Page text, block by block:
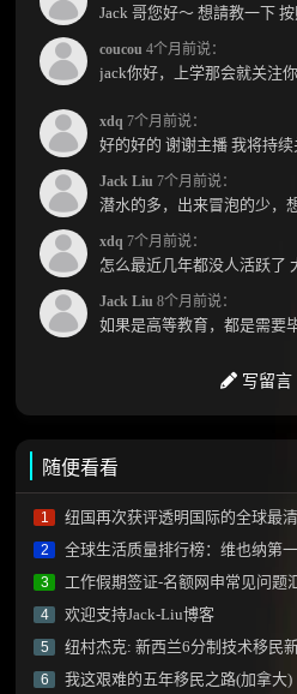
coucou 4个月前说：
xdq 7个月前说：
Jack Liu 7个月前说：
xdq 7个月前说：
Jack Liu 8个月前说：
写留言
随便看看
1 纽国再次获评透明国际的全球最
2 全球生活质量排行榜：维也纳第
3 工作假期签证-名额网申常见问题
4 欢迎支持Jack-Liu博客
5 纽村杰克: 新西兰6分制技术移民
6 我这艰难的五年移民之路(加拿大)